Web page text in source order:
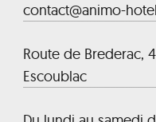
contact@animo-
Route de Brederac,
Escoublac